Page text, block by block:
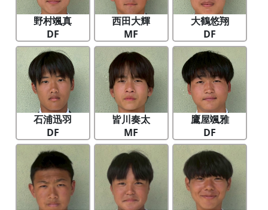
野村颯真
DF
西田大輝
MF
大鶴悠翔
DF
石浦迅羽
DF
皆川奏太
MF
鷹屋颯雅
DF